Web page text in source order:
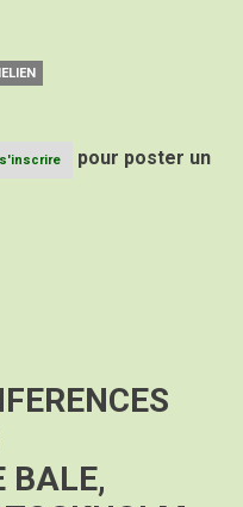
s'inscrire
pour poster un
BALE,